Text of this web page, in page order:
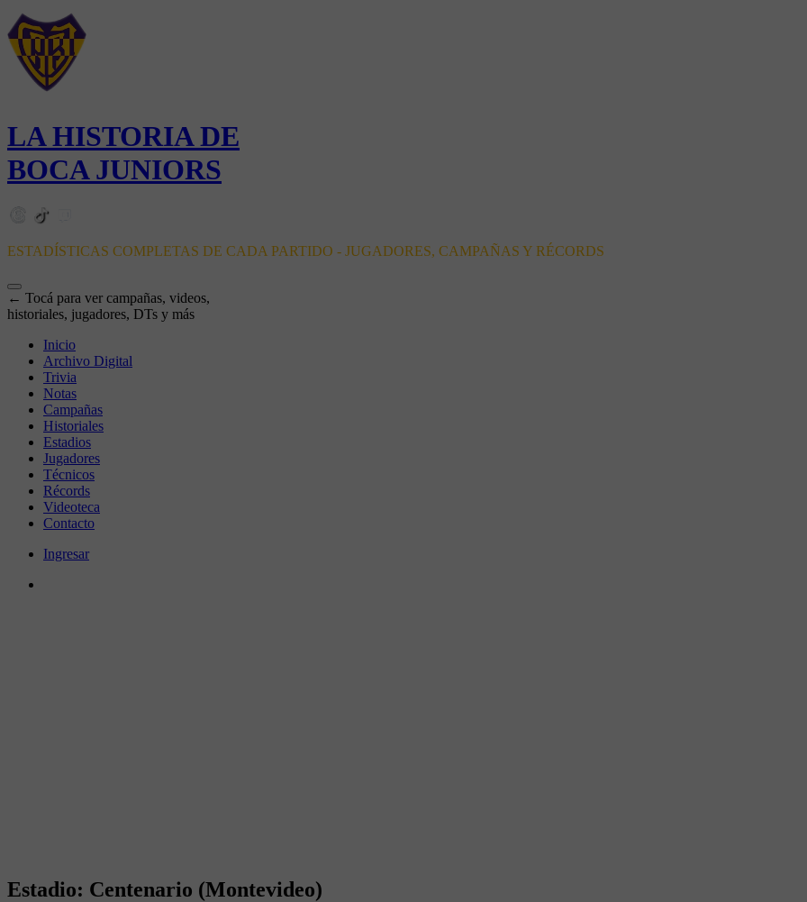
LA HISTORIA DE
BOCA JUNIORS
ESTADÍSTICAS COMPLETAS DE CADA PARTIDO - JUGADORES, CAMPAÑAS Y RÉCORDS
← Tocá para ver campañas, videos,
historiales, jugadores, DTs y más
Inicio
Archivo Digital
Trivia
Notas
Campañas
Historiales
Estadios
Jugadores
Técnicos
Récords
Videoteca
Contacto
Ingresar
Estadio: Centenario (Montevideo)